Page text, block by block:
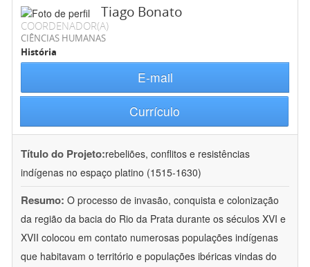
Tiago Bonato
COORDENADOR(A)
CIÊNCIAS HUMANAS
História
E-mail
Currículo
Título do Projeto:rebeliões, conflitos e resistências
indígenas no espaço platino (1515-1630)
Resumo: O processo de invasão, conquista e colonização
da região da bacia do Rio da Prata durante os séculos XVI e
XVII colocou em contato numerosas populações indígenas
que habitavam o território e populações ibéricas vindas do